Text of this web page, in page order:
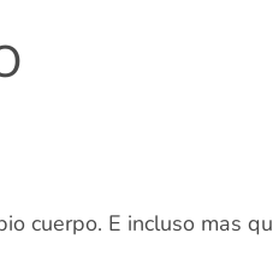
cuerpo. E incluso mas